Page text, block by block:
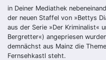
in Deiner Mediathek
der neuen Staffel von »Bettys
aus der Serie »Der Kriminalist«
Bergretter«) angepriesen
demnächst aus Mainz die
Fernsehkastl steht.